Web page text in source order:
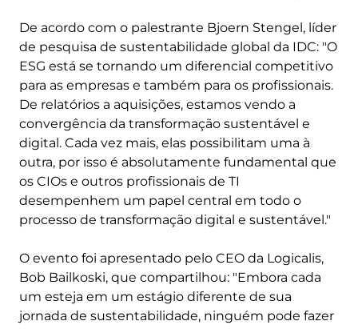
De acordo com o palestrante Bjoern Stengel, líder
de pesquisa de sustentabilidade global da IDC: "O
ESG está se tornando um diferencial competitivo
para as empresas e também para os profissionais.
De relatórios a aquisições, estamos vendo a
convergência da transformação sustentável e
digital. Cada vez mais, elas possibilitam uma à
outra, por isso é absolutamente fundamental que
os CIOs e outros profissionais de TI
desempenhem um papel central em todo o
processo de transformação digital e sustentável."
O evento foi apresentado pelo CEO da Logicalis,
Bob Bailkoski, que compartilhou: "Embora cada
um esteja em um estágio diferente de sua
jornada de sustentabilidade, ninguém pode fazer